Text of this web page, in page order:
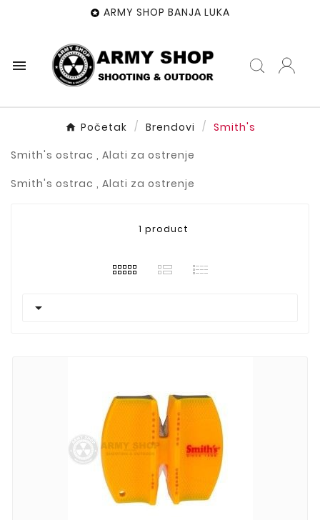
 ARMY SHOP BANJA LUKA

Početak Brendovi
Smith's
Smith's ostrac , Alati za ostrenje
Smith's ostrac , Alati za ostrenje
1 product
